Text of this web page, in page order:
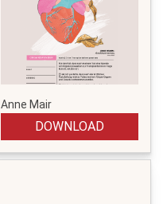
Anne Mair
DOWNLOAD